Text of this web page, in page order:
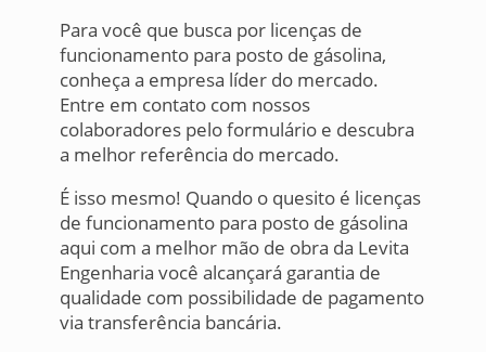
Para você que busca por licenças de
funcionamento para posto de gásolina,
conheça a empresa líder do mercado.
Entre em contato com nossos
colaboradores pelo formulário e descubra
a melhor referência do mercado.
É isso mesmo! Quando o quesito é licenças
de funcionamento para posto de gásolina
aqui com a melhor mão de obra da Levita
Engenharia você alcançará garantia de
qualidade com possibilidade de pagamento
via transferência bancária.